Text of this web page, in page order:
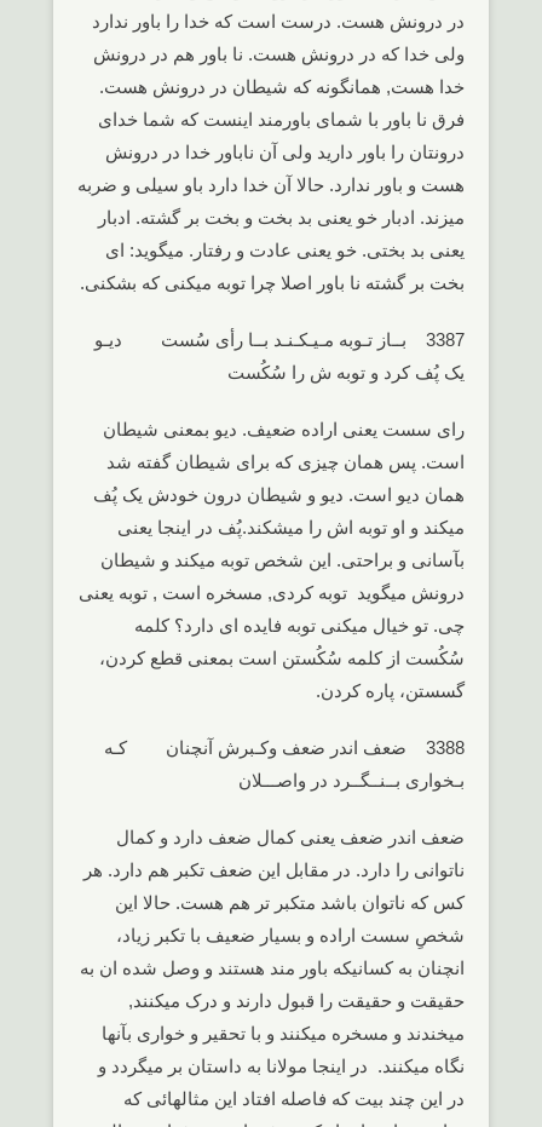
در درونش هست. درست است که خدا را باور ندارد
ولی خدا که در درونش هست. نا باور هم در درونش
خدا هست, همانگونه که شیطان در درونش هست.
فرق نا باور با شمای باورمند اینست که شما خدای
درونتان را باور دارید ولی آن ناباور خدا در درونش
هست و باور ندارد. حالا آن خدا دارد باو سیلی و ضربه
میزند. ادبار خو یعنی بد بخت و بخت بر گشته. ادبار
یعنی بد بختی. خو یعنی عادت و رفتار. میگوید: ای
بخت بر گشته نا باور اصلا چرا توبه میکنی که بشکنی.
3387 بــاز تـوبه مـیـکـنـد بــا رأی سُست دیـو
یک پُف کرد و توبه ش را سُکُست
رای سست یعنی اراده ضعیف. دیو بمعنی شیطان
است. پس همان چیزی که برای شیطان گفته شد
همان دیو است. دیو و شیطان درون خودش یک پُف
میکند و او توبه اش را میشکند.پُف در اینجا یعنی
بآسانی و براحتی. این شخص توبه میکند و شیطان
درونش میگوید توبه کردی, مسخره است , توبه یعنی
چی. تو خیال میکنی توبه فایده ای دارد؟ کلمه
سُکُست از کلمه سُکُستن است بمعنی قطع کردن،
گسستن، پاره کردن.
3388 ضعف اندر ضعف وکـبرش آنچنان کـه
بـخواری بــنــگــرد در واصـــلان
ضعف اندر ضعف یعنی کمال ضعف دارد و کمال
ناتوانی را دارد. در مقابل این ضعف تکبر هم دارد. هر
کس که ناتوان باشد متکبر تر هم هست. حالا این
شخصِ سست اراده و بسیار ضعیف با تکبر زیاد،
انچنان به کسانیکه باور مند هستند و وصل شده ان به
حقیقت و حقیقت را قبول دارند و درک میکنند,
میخندند و مسخره میکنند و با تحقیر و خواری بآنها
نگاه میکنند. در اینجا مولانا به داستان بر میگردد و
در این چند بیت که فاصله افتاد این مثالهائی که